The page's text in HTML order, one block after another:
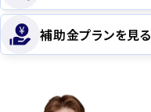
補助金プランを見る